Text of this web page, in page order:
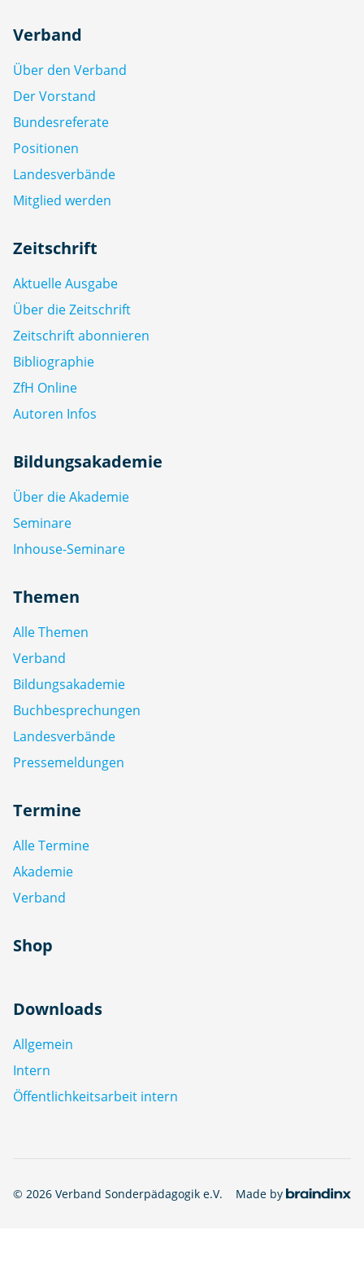
Verband
Über den Verband
Der Vorstand
Bundesreferate
Positionen
Landesverbände
Mitglied werden
Zeitschrift
Aktuelle Ausgabe
Über die Zeitschrift
Zeitschrift abonnieren
Bibliographie
ZfH Online
Autoren Infos
Bildungsakademie
Über die Akademie
Seminare
Inhouse-Seminare
Themen
Alle Themen
Verband
Bildungsakademie
Buchbesprechungen
Landesverbände
Pressemeldungen
Termine
Alle Termine
Akademie
Verband
Shop
Downloads
Allgemein
Intern
Öffentlichkeitsarbeit intern
© 2026 Verband Sonderpädagogik e.V. Made by